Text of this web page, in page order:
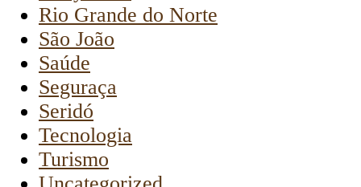
Rio Grande do Norte
São João
Saúde
Seguraça
Seridó
Tecnologia
Turismo